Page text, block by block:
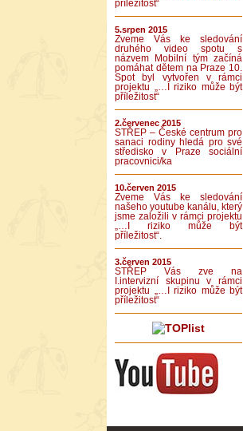
příležitost“
5.srpen 2015
Zveme Vás ke sledování
druhého video spotu s
názvem Mobilní tým začíná
pomáhat dětem na Praze 10.
Spot byl vytvořen v rámci
projektu „…I riziko může být
příležitost“
2.červenec 2015
STŘEP – České centrum pro
sanaci rodiny hledá pro své
středisko v Praze sociální
pracovnici/ka
10.červen 2015
Zveme Vás ke sledování
našeho youtube kanálu, který
jsme založili v rámci projektu
„…I riziko může být
příležitost“.
3.červen 2015
STŘEP Vás zve na
I.intervizní skupinu v rámci
projektu „…I riziko může být
příležitost“